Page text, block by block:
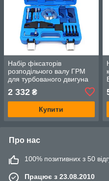
Набір фіксаторів
розподільчого валу ГРМ
для турбованого двигуна
Ford 1.0 G.I.KRAFT GI-01-
0004
2 332 ₴
Купити
Про нас
100% позитивних з 50
Працює з 23.08.2010